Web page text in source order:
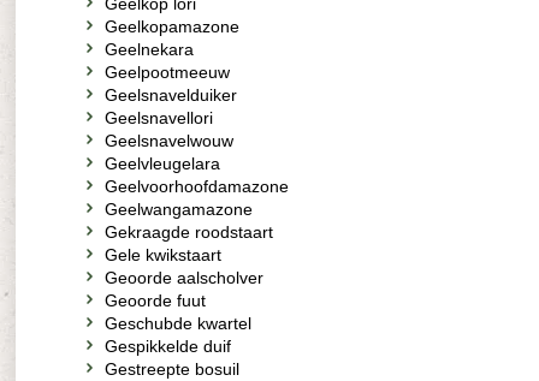
Geelkopamazone
Geelnekara
Geelpootmeeuw
Geelsnavelduiker
Geelsnavellori
Geelsnavelwouw
Geelvleugelara
Geelvoorhoofdamazone
Geelwangamazone
Gekraagde roodstaart
Gele kwikstaart
Geoorde aalscholver
Geoorde fuut
Geschubde kwartel
Gespikkelde duif
Gestreepte bosuil